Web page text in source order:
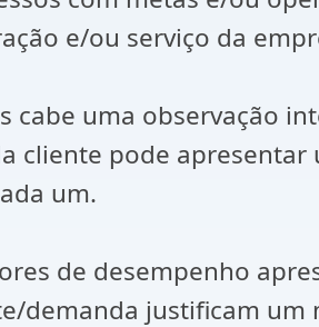
e/ou serviço da
cabe uma observação
cliente pode
um.
de desempenho
demanda justificam